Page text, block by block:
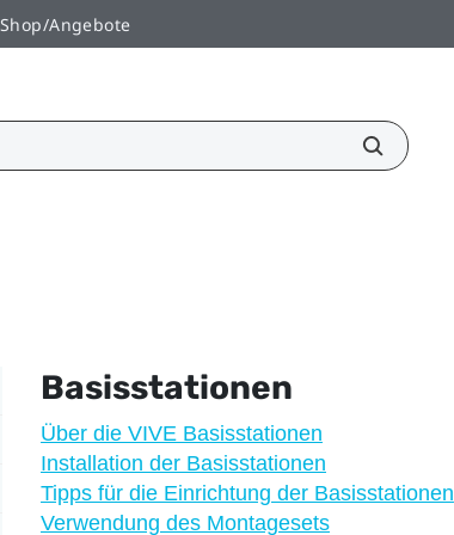
Shop/Angebote
Basisstationen
Über die VIVE Basisstationen
Installation der Basisstationen
Tipps für die Einrichtung der Basisstationen
Verwendung des Montagesets